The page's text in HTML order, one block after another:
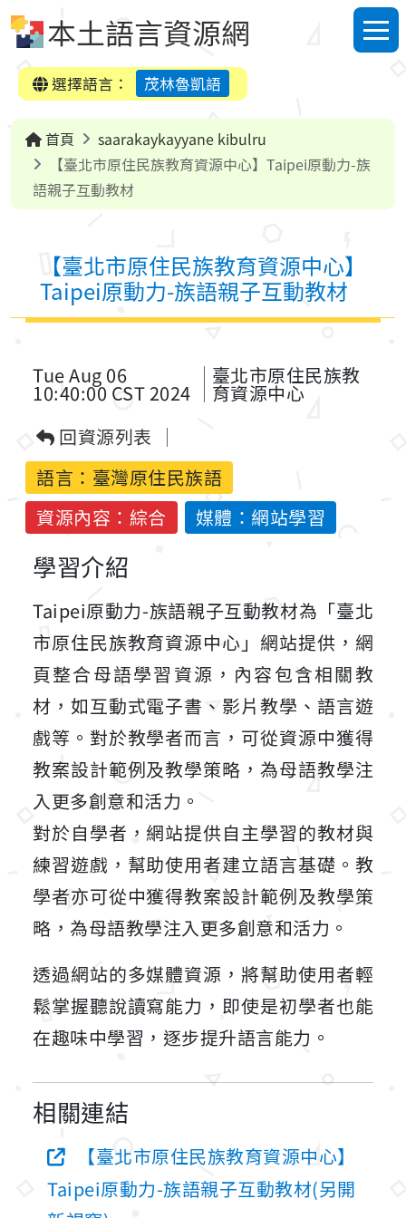
本土語言資源網
選單
選擇語言：
茂林魯凱語
首頁
saarakaykayyane kibulru
【臺北市原住民族教育資源中心】Taipei原動力-族
語親子互動教材
【臺北市原住民族教育資源中心】
Taipei原動力-族語親子互動教材
Tue Aug 06
10:40:00 CST 2024
臺北市原住民族教
育資源中心
回資源列表
語言： 臺灣原住民族語
資源內容：綜合
媒體：網站學習
學習介紹
Taipei原動力-族語親子互動教材為「臺北
市原住民族教育資源中心」網站提供，網
頁整合母語學習資源，內容包含相關教
材，如互動式電子書、影片教學、語言遊
戲等。對於教學者而言，可從資源中獲得
教案設計範例及教學策略，為母語教學注
入更多創意和活力。
對於自學者，網站提供自主學習的教材與
練習遊戲，幫助使用者建立語言基礎。教
學者亦可從中獲得教案設計範例及教學策
略，為母語教學注入更多創意和活力。
透過網站的多媒體資源，將幫助使用者輕
鬆掌握聽說讀寫能力，即使是初學者也能
在趣味中學習，逐步提升語言能力。
相關連結
【臺北市原住民族教育資源中心】
Taipei原動力-族語親子互動教材(另開